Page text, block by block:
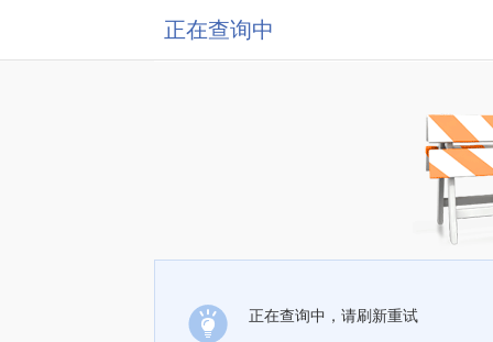
正在查询中
正在查询中，请刷新重试